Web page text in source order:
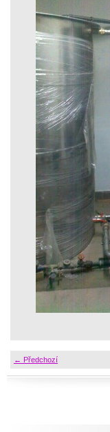
← Předchozí